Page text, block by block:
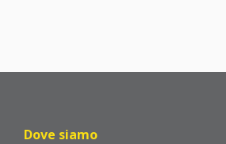
Dove siamo